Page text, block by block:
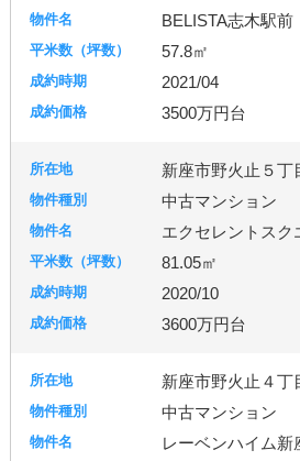
BELISTA志木駅前
57.8㎡
2021/04
3500万円台
新座市野火止５丁
中古マンション
エクセレントスク
81.05㎡
2020/10
3600万円台
新座市野火止４丁
中古マンション
レーベンハイム新